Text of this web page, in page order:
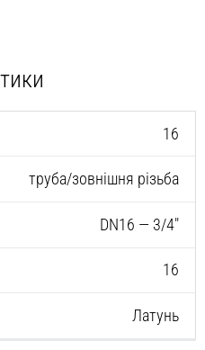
16
труба/зовнішня різьба
DN16 — 3/4″
16
Латунь